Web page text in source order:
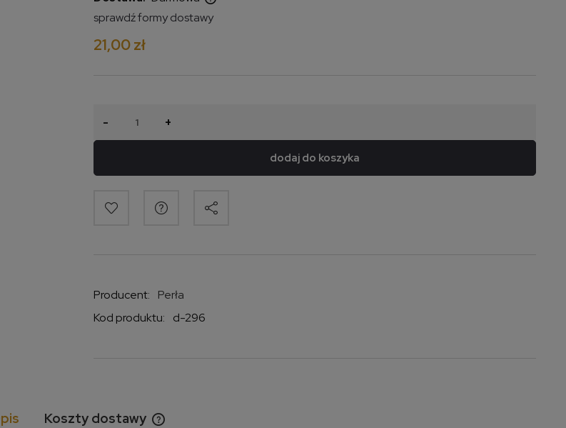
kosztów płatności
sprawdź formy dostawy
21,00 zł
- +
dodaj do koszyka
Producent:
Perła
Kod produktu:
d-296
Koszty dostawy